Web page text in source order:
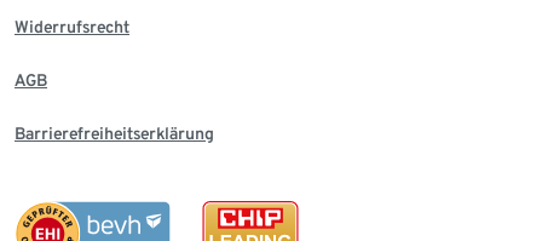
Widerrufsrecht
AGB
Barrierefreiheitserklärung